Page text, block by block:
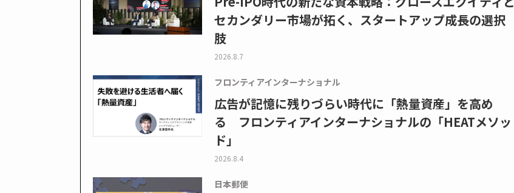
セカンダリー市場が拓く、スタートアップ成長の選択
肢
2026.8.7
フロンティアインターナショナル
広告が記憶に残りづらい時代に「熱量資産」を高め
る フロンティアインターナショナルの「HEATメソッ
ド」
2026.8.4
日本郵便